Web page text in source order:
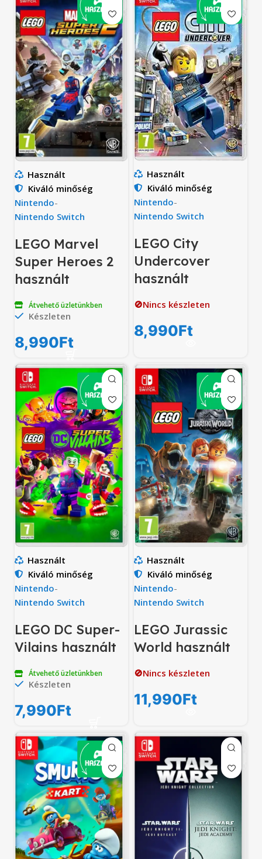
Használt
Kiváló minőség
Nintendo-
Nintendo Switch
LEGO Marvel
Super Heroes 2
használt
Átvehető üzletünkben
Készleten
8,990Ft
Használt
Kiváló minőség
Nintendo-
Nintendo Switch
LEGO City
Undercover
használt
🚫Nincs készleten
8,990Ft
Használt
Kiváló minőség
Nintendo-
Nintendo Switch
LEGO DC Super-
Vilains használt
Átvehető üzletünkben
Készleten
7,990Ft
Használt
Kiváló minőség
Nintendo-
Nintendo Switch
LEGO Jurassic
World használt
🚫Nincs készleten
11,990Ft